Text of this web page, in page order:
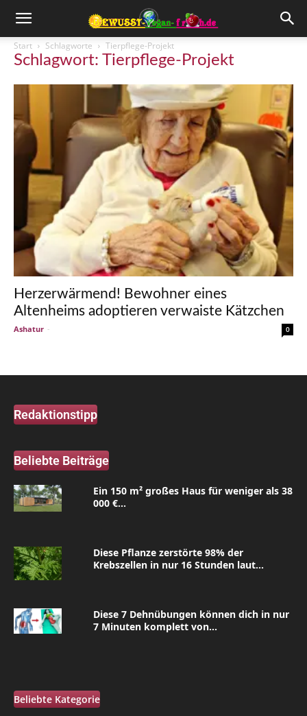
Start Schlagworte Tierpflege-Projekt
Schlagwort: Tierpflege-Projekt
Herzerwärmend! Bewohner eines
Altenheims adoptieren verwaiste Kätzchen
Ashatur - 0
Redaktionstipp
Beliebte Beiträge
Ein 150 m² großes Haus für weniger als 38
000 €...
Diese Pflanze zerstörte 98% der
Krebszellen in nur 16 Stunden laut...
Diese 7 Dehnübungen können dich in nur
7 Minuten komplett von...
Beliebte Kategorie